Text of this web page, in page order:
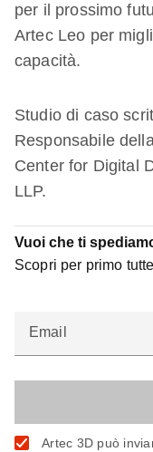
per il prossimo
Artec Leo per
capacità.
Studio di caso
Responsabile
Center for Digital
LLP.
Vuoi che ti
Scopri per primo
Email
Artec 3D può